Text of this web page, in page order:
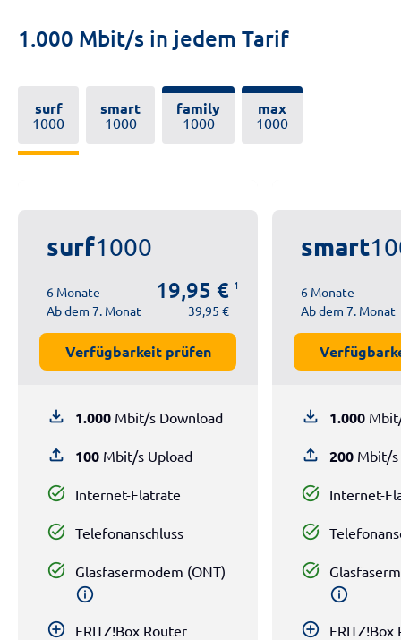
1.000 Mbit/s in jedem Tarif
surf
1000
smart
1000
family
1000
max
1000
surf1000
6 Monate 19,95 € 1
Ab dem 7. Monat 39,95 €
Verfügbarkeit prüfen
file_download 1.000 Mbit/s Download
file_upload 100 Mbit/s Upload
task_alt Internet-Flatrate
task_alt Telefonanschluss
task_alt Glasfasermodem (ONT)
info
add_circle_outline
FRITZ!Box Router
smart
6 Monate
Ab dem 7. Monat
file_download 1.000
file_upload 200 Mbit/s
task_alt Internet-
task_alt
task_alt
info
add_circle_outline
FRITZ!Box